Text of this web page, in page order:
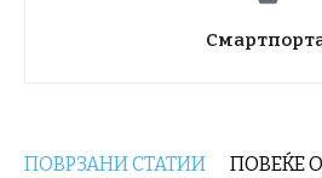
ПОВРЗАНИ СТАТИИ ПОВЕЌЕ